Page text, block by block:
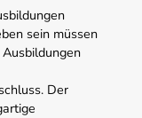
sein müssen
Der